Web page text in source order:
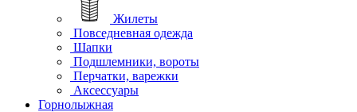
Жилеты
Повседневная одежда
Шапки
Подшлемники, вороты
Перчатки, варежки
Аксессуары
Горнолыжная